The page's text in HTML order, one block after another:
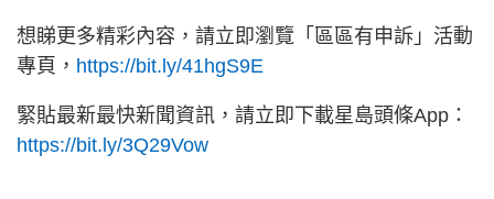
想睇更多精彩內容，請立即瀏覽「區區有申訴」活動
專頁， https://bit.ly/41hgS9E
緊貼最新最快新聞資訊，請立即下載星島頭條App：
https://bit.ly/3Q29Vow